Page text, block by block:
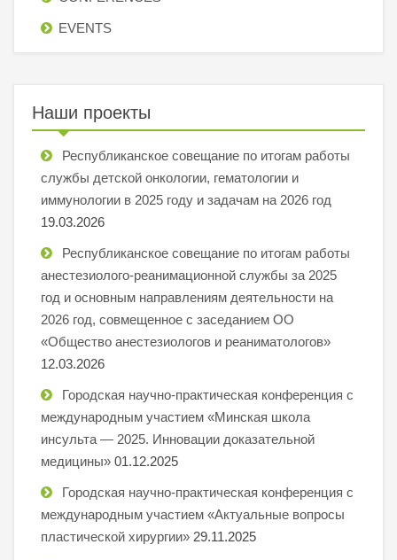
EVENTS
Наши проекты
Республиканское совещание по итогам работы
службы детской онкологии, гематологии и
иммунологии в 2025 году и задачам на 2026 год
19.03.2026
Республиканское совещание по итогам работы
анестезиолого-реанимационной службы за 2025
год и основным направлениям деятельности на
2026 год, совмещенное с заседанием ОО
«Общество анестезиологов и реаниматологов»
12.03.2026
Городская научно-практическая конференция с
международным участием «Минская школа
инсульта — 2025. Инновации доказательной
медицины» 01.12.2025
Городская научно-практическая конференция с
международным участием «Актуальные вопросы
пластической хирургии» 29.11.2025